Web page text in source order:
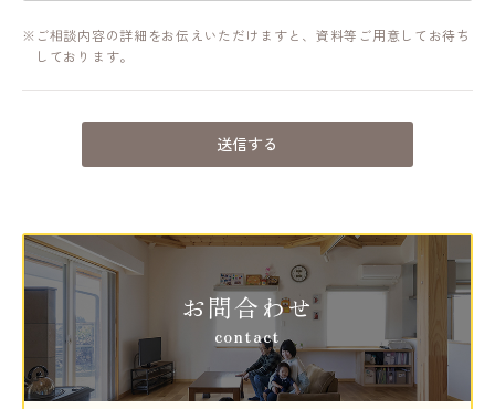
ご相談内容の詳細をお伝えいただけますと、資料等ご用意してお待ち
しております。
お問合わせ
contact